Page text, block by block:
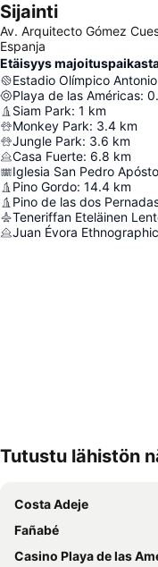
Sijainti
Av. Arquitecto Gómez
Espanja
Etäisyys
Estadio Olímpico
Playa de las Américas:
Siam Park: 1 km
Monkey Park: 3.4 km
Jungle Park: 3.6 km
Casa Fuerte: 6.8 km
Iglesia San Pedro
Pino Gordo: 14.4 km
Pino de las dos
Teneriffan Eteläinen
Juan Évora
Tutustu lähistön
Costa Adeje
Fañabé
Casino Playa de las